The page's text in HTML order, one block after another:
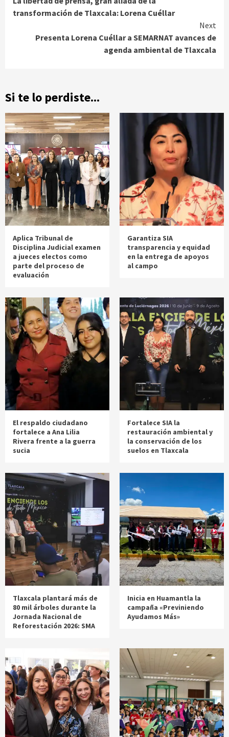
Reading
transformación de Tlaxcala: Lorena Cuéllar
Next
Presenta Lorena Cuéllar a SEMARNAT avances de
agenda ambiental de Tlaxcala
Si te lo perdiste...
Aplica Tribunal de
Disciplina Judicial examen
a jueces electos como
parte del proceso de
evaluación
Garantiza SIA
transparencia y equidad
en la entrega de apoyos
al campo
El respaldo ciudadano
fortalece a Ana Lilia
Rivera frente a la guerra
sucia
Fortalece SIA la
restauración ambiental y
la conservación de los
suelos en Tlaxcala
Tlaxcala plantará más de
80 mil árboles durante la
Jornada Nacional de
Reforestación 2026: SMA
Inicia en Huamantla la
campaña «Previniendo
Ayudamos Más»